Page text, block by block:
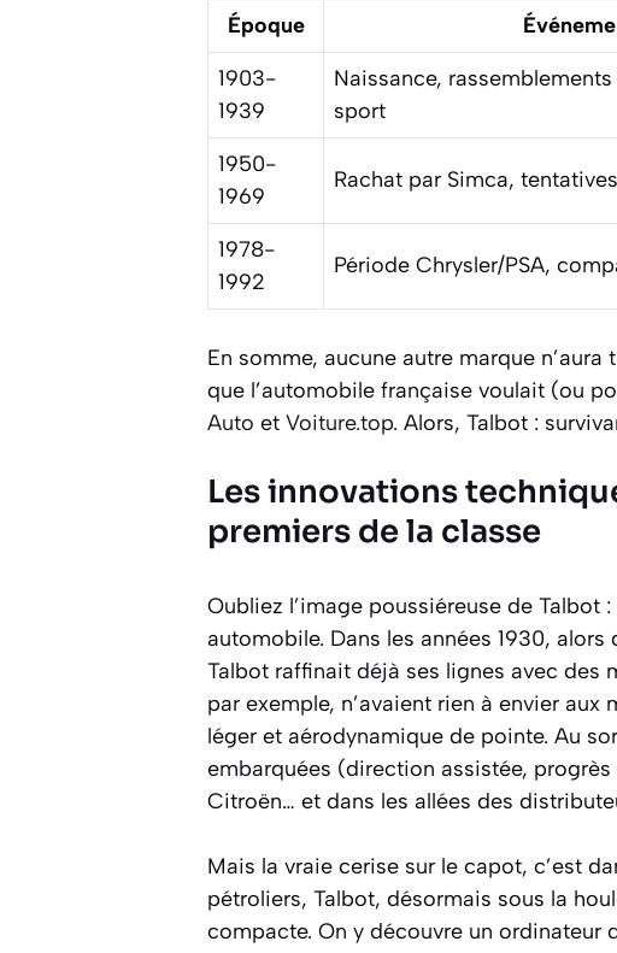
Époque
1903-
1939
Naissance,
sport
1950-
1969
Rachat par Simca,
1978-
1992
Période Chrysler/PSA,
En somme, aucune autre marque
que l’automobile française voulait (ou
Auto et Voiture.top. Alors, Talbot :
Les innovations
premiers de la classe
Oubliez l’image poussiéreuse de Talbot
automobile. Dans les années 1930,
Talbot raffinait déjà ses lignes avec des
par exemple, n’avaient rien à envier aux
léger et aérodynamique de pointe. Au
embarquées (direction assistée,
Citroën… et dans les allées des
Mais la vraie cerise sur le capot, c’est
pétroliers, Talbot, désormais sous la
compacte. On y découvre un